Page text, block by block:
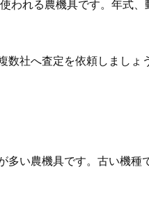
われる農機具です。年式
数社へ査定を依頼しましょ
い農機具です。古い機